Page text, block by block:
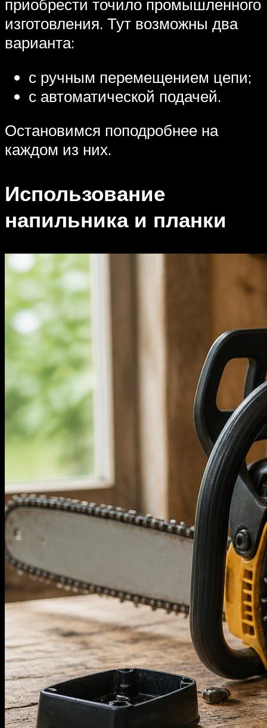
приобрести точило промышленного
изготовления. Тут возможны два
варианта:
с ручным перемещением цепи;
с автоматической подачей.
Остановимся поподробнее на
каждом из них.
Использование
напильника и планки